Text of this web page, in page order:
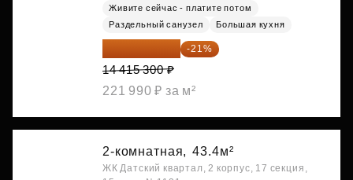
Живите сейчас - платите потом
Раздельный санузел
Большая кухня
11 388 087 ₽ -21%
14 415 300 ₽
221 990 ₽ за м²
2-комнатная, 43.4м²
ЖК Датский квартал, 2 корпус, 17 секция,